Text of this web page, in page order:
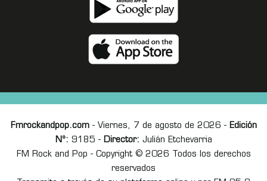
Fmrockandpop.com- Viernes, 7 de agosto de 2026 - Edición
Nº: 9185 - Director: Julián Etchevarria
FM Rock and Pop - Copyright © 2026 Todos los derechos
reservados